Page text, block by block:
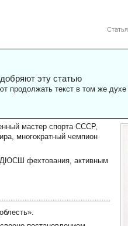
Статья
эту статью
продолжать текст в том же духе
мастер спорта СССР,
многократный чемпион
ДЮСШ фехтования, активным